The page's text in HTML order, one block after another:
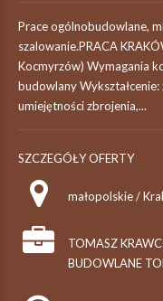
Prace ogólnobudowlane,
szalowanie.PRACA
Kocmyrzów) Wymagania
budowlany
umiejętności zbrojenia,...
SZCZEGÓŁY OFERTY
małopolskie /
TOMASZ
BUDOWLANE